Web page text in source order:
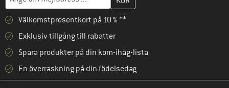
Välkomstpresentkort på 10 % **
Exklusiv tillgång till rabatter
Spara produkter på din kom-ihåg-lista
En överraskning på din födelsedag